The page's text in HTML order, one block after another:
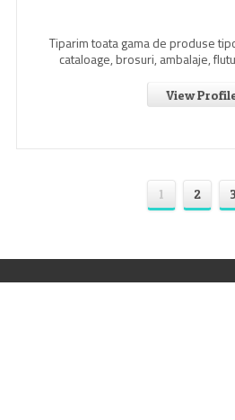
Tiparim toata gama de produse
cataloage, brosuri, ambalaje,
View
1 2 3